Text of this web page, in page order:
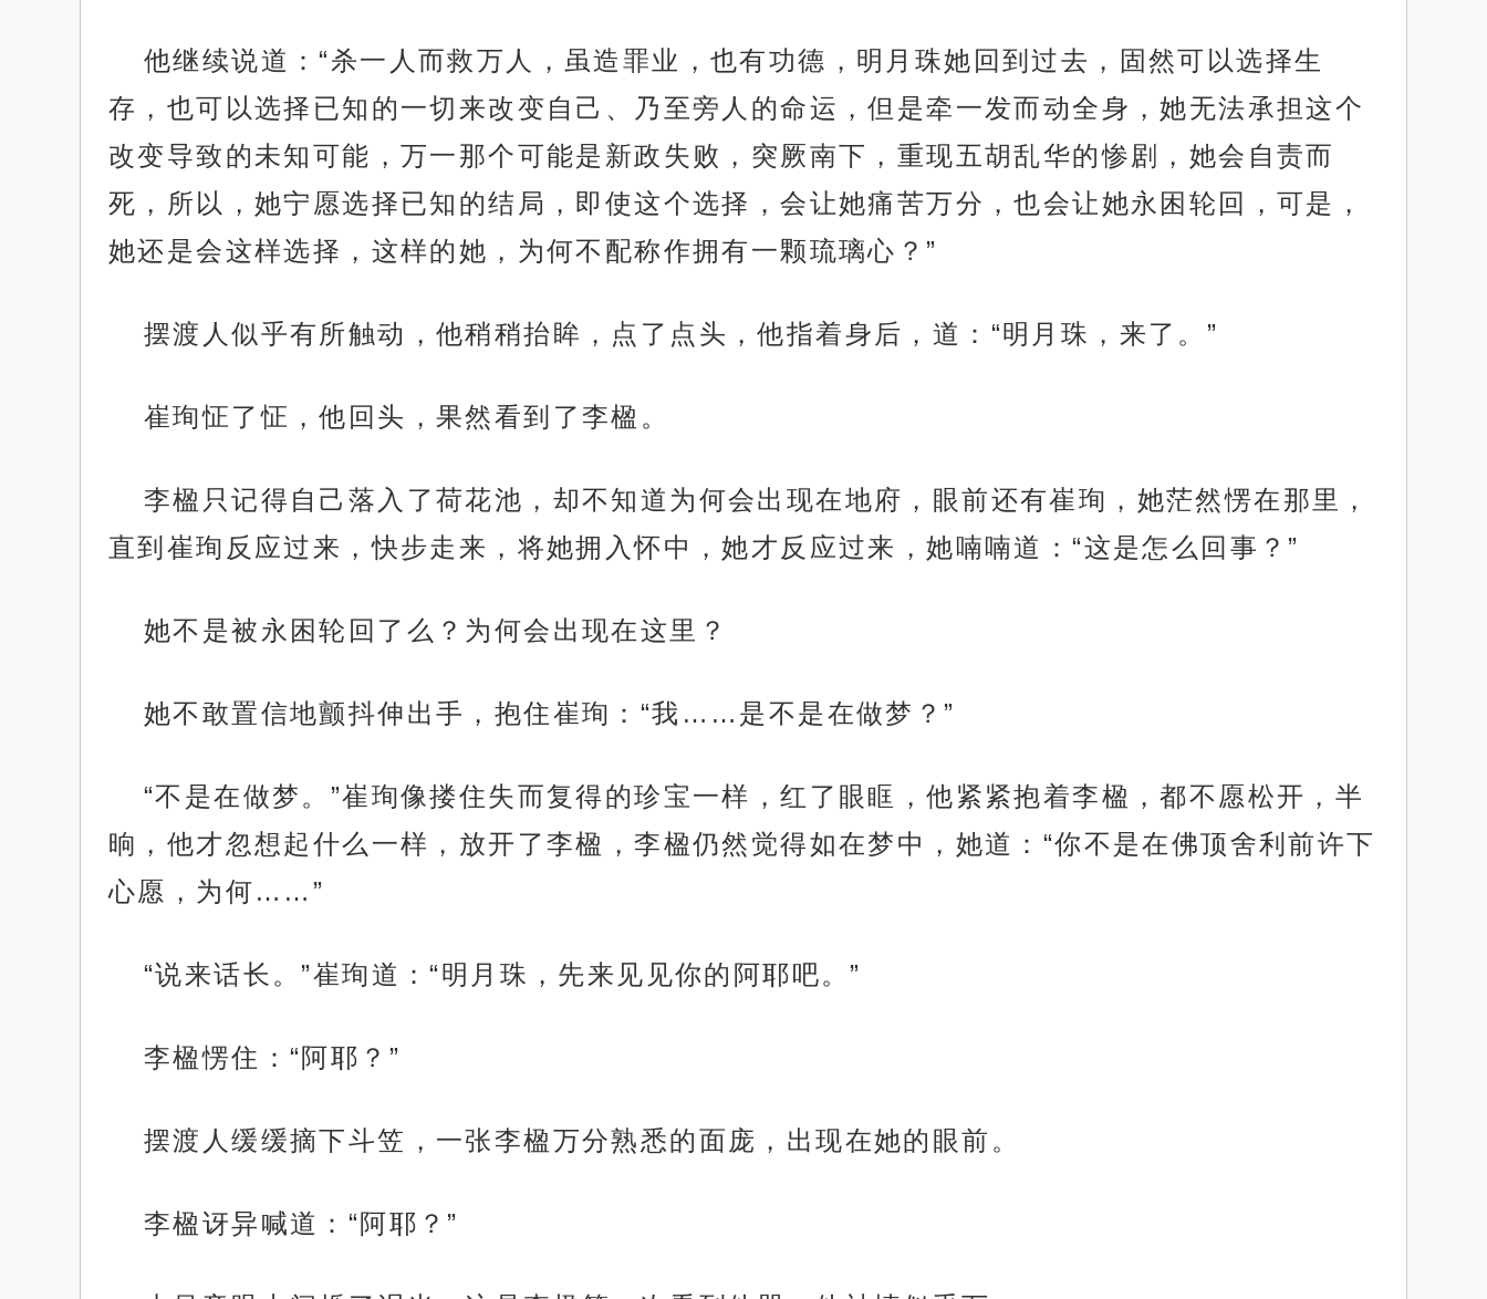
他继续说道：“杀一人而救万人，虽造罪业，也有功德，明月珠她回到过去，固然可以选择生
存，也可以选择已知的一切来改变自己、乃至旁人的命运，但是牵一发而动全身，她无法承担这个
改变导致的未知可能，万一那个可能是新政失败，突厥南下，重现五胡乱华的惨剧，她会自责而
死，所以，她宁愿选择已知的结局，即使这个选择，会让她痛苦万分，也会让她永困轮回，可是，
她还是会这样选择，这样的她，为何不配称作拥有一颗琉璃心？”
摆渡人似乎有所触动，他稍稍抬眸，点了点头，他指着身后，道：“明月珠，来了。”
崔珣怔了怔，他回头，果然看到了李楹。
李楹只记得自己落入了荷花池，却不知道为何会出现在地府，眼前还有崔珣，她茫然愣在那里，
直到崔珣反应过来，快步走来，将她拥入怀中，她才反应过来，她喃喃道：“这是怎么回事？”
她不是被永困轮回了么？为何会出现在这里？
她不敢置信地颤抖伸出手，抱住崔珣：“我……是不是在做梦？”
“不是在做梦。”崔珣像搂住失而复得的珍宝一样，红了眼眶，他紧紧抱着李楹，都不愿松开，半
晌，他才忽想起什么一样，放开了李楹，李楹仍然觉得如在梦中，她道：“你不是在佛顶舍利前许下
心愿，为何……”
“说来话长。”崔珣道：“明月珠，先来见见你的阿耶吧。”
李楹愣住：“阿耶？”
摆渡人缓缓摘下斗笠，一张李楹万分熟悉的面庞，出现在她的眼前。
李楹讶异喊道：“阿耶？”